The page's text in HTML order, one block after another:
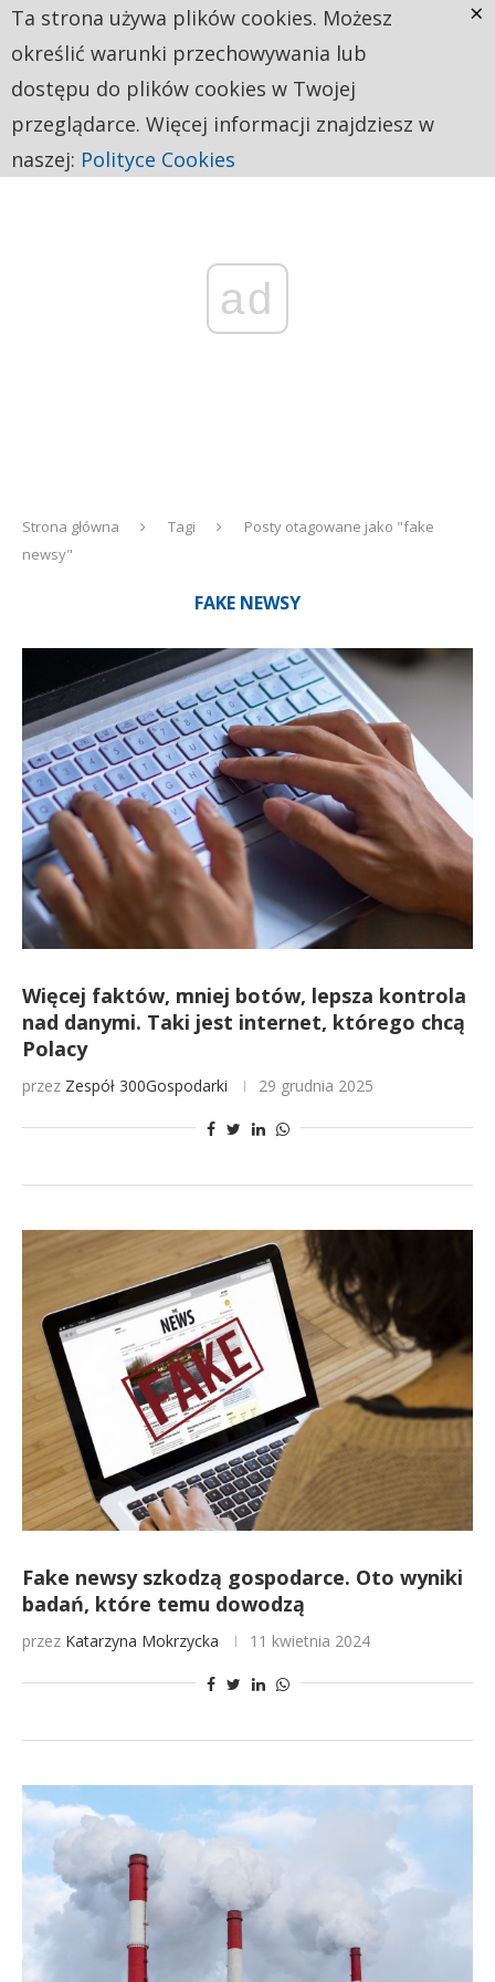
ad
Strona główna Tagi
Posty otagowane jako "fake
newsy"
FAKE NEWSY
Więcej faktów, mniej botów, lepsza kontrola
nad danymi. Taki jest internet, którego chcą
Polacy
przez Zespół 300Gospodarki 29 grudnia 2025
Fake newsy szkodzą gospodarce. Oto wyniki
badań, które temu dowodzą
przez Katarzyna Mokrzycka 11 kwietnia 2024
Ta strona używa plików cookies. Możesz
określić warunki przechowywania lub
dostępu do plików cookies w Twojej
przeglądarce. Więcej informacji znajdziesz w
naszej: Polityce Cookies
×